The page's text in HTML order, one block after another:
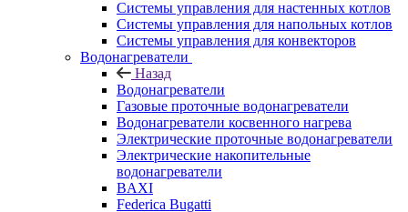
Системы управления для настенных котлов
Системы управления для напольных котлов
Системы управления для конвекторов
Водонагреватели
Назад
Водонагреватели
Газовые проточные водонагреватели
Водонагреватели косвенного нагрева
Электрические проточные водонагреватели
Электрические накопительные
водонагреватели
BAXI
Federica Bugatti